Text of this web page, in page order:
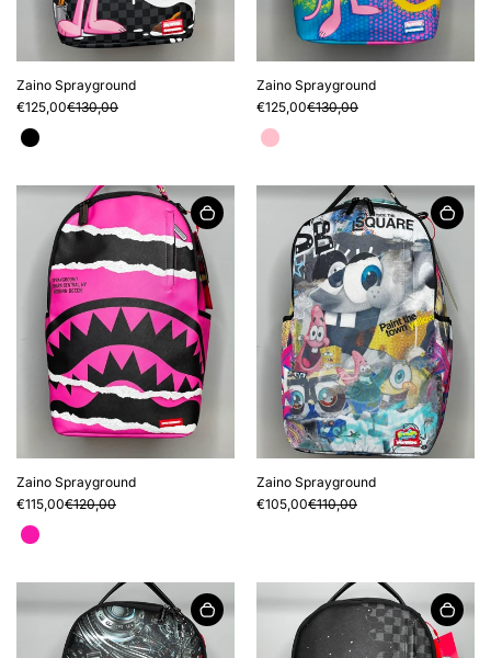
Zaino Sprayground
€125,00€130,00
Zaino Sprayground
€125,00€130,00
Zaino Sprayground
€115,00€120,00
Zaino Sprayground
€105,00€110,00